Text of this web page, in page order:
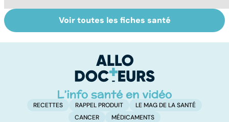
La tuberculose
pulmonaire
Tout savoir sur
les infections
Voir toutes les fiches santé
RECETTES RAPPEL PRODUIT
LE MAG DE LA SANTÉ
CANCER
MÉDICAMENTS